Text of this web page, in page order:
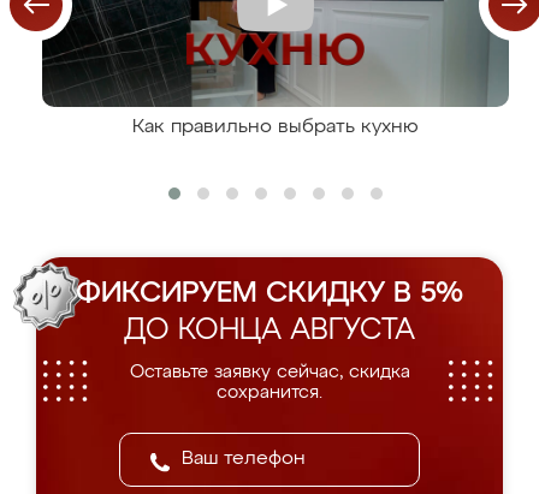
Как правильно выбрать кухню
ФИКСИРУЕМ СКИДКУ В 5%
ДО КОНЦА АВГУСТА
Оставьте заявку сейчас, скидка
сохранится.